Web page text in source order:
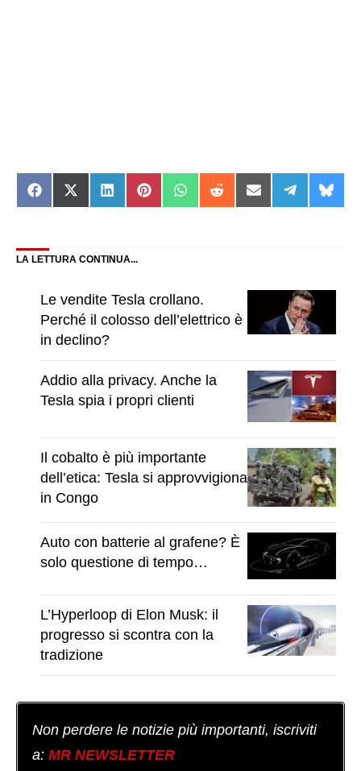
Share
on
Share
on
Share
on
Share
on
Share
on
Share
on
Share
on
Share
on
on
LA LETTURA CONTINUA...
Le vendite Tesla crollano.
Perché il colosso dell’elettrico è
in declino?
Addio alla privacy. Anche la
Tesla spia i propri clienti
Il cobalto è più importante
dell’etica: Tesla si approvvigiona
in Congo
Auto con batterie al grafene? È
solo questione di tempo…
L’Hyperloop di Elon Musk: il
progresso si scontra con la
tradizione
Non perdere le notizie più importanti, iscriviti
a: MR NEWSLETTER